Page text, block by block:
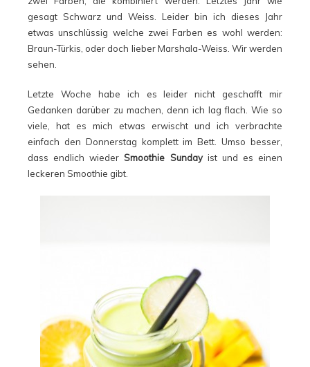
gesagt Schwarz und Weiss. Leider bin ich dieses Jahr
etwas unschlüssig welche zwei Farben es wohl werden:
Braun-Türkis, oder doch lieber Marshala-Weiss. Wir werden
sehen.
Letzte Woche habe ich es leider nicht geschafft mir
Gedanken darüber zu machen, denn ich lag flach. Wie so
viele, hat es mich etwas erwischt und ich verbrachte
einfach den Donnerstag komplett im Bett. Umso besser,
dass endlich wiederSmoothie Sunday ist und es einen
leckeren Smoothie gibt.